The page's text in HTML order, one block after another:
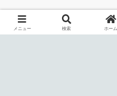
メニュー 検索 ホーム